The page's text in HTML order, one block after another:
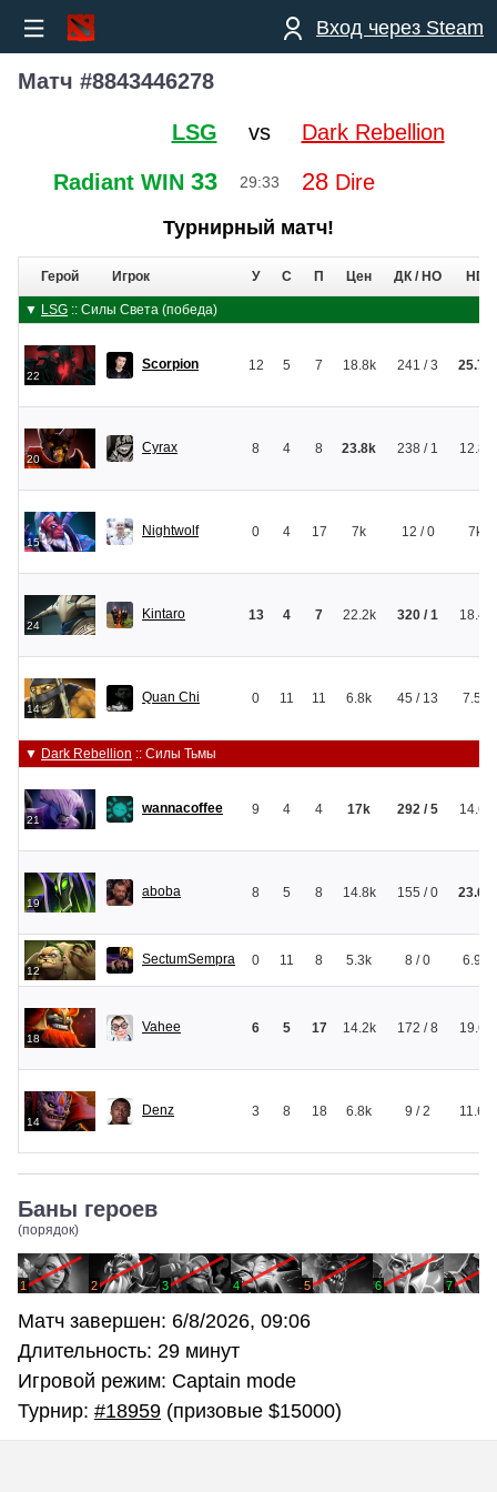
Вход через Steam
Матч #8843446278
LSG vs Dark Rebellion
Radiant WIN 33 29:33 28Dire
Турнирный матч!
Герой Игрок У С П Цен ДК / НО HD
▼ LSG :: Силы Света (победа)
22
Scorpion 12 5 7 18.8k 241 / 3 25.7k
20
Cyrax 8 4 8 23.8k 238 / 1 12.8k
15
Nightwolf 0 4 17 7k 12 / 0 7k
24
Kintaro 13 4 7 22.2k 320 / 1 18.4k
14
Quan Chi 0 11 11 6.8k 45 / 13 7.5k
▼ Dark Rebellion :: Силы Тьмы
21
wannacoffee 9 4 4 17k 292 / 5 14.6k
19
aboba 8 5 8 14.8k 155 / 0 23.6k
12
SectumSempra 0 11 8 5.3k 8 / 0 6.9k
18
Vahee 6 5 17 14.2k 172 / 8 19.6k
14
Denz 3 8 18 6.8k 9 / 2 11.6k
Баны героев
(порядок)
1 2 3 4 5 6 7
Матч завершен: 6/8/2026, 09:06
Длительность: 29 минут
Игровой режим: Captain mode
Турнир: #18959 (призовые $15000)